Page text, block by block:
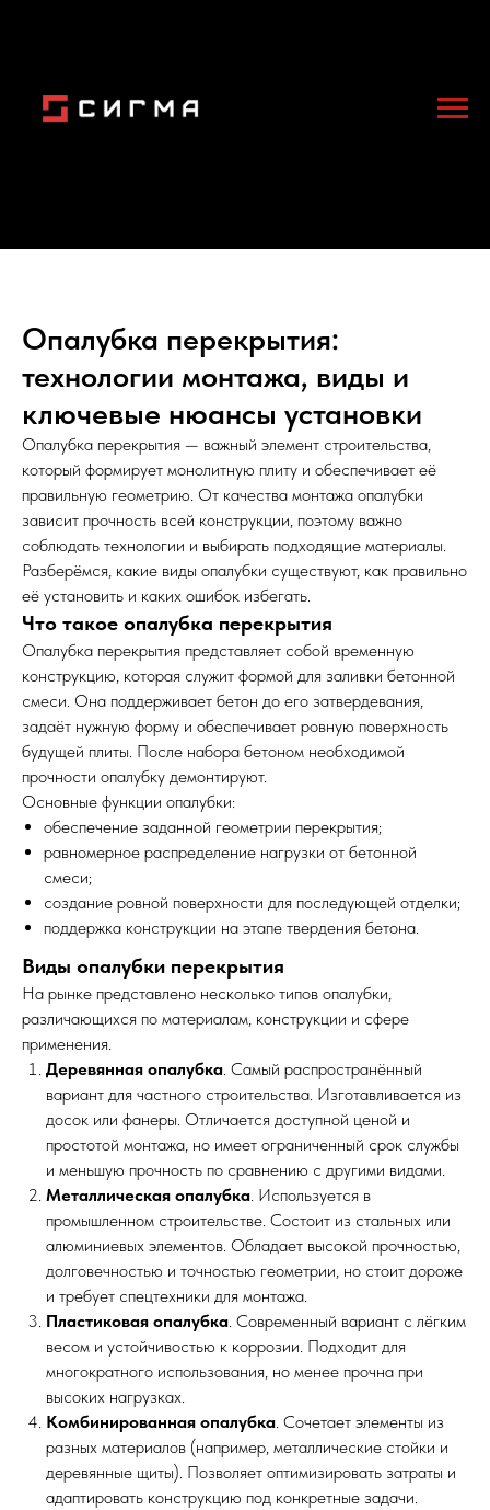
Опалубка перекрытия:
технологии монтажа, виды и
ключевые нюансы установки
Опалубка перекрытия — важный элемент строительства,
который формирует монолитную плиту и обеспечивает её
правильную геометрию. От качества монтажа опалубки
зависит прочность всей конструкции, поэтому важно
соблюдать технологии и выбирать подходящие материалы.
Разберёмся, какие виды опалубки существуют, как правильно
её установить и каких ошибок избегать.
Что такое опалубка перекрытия
Опалубка перекрытия представляет собой временную
конструкцию, которая служит формой для заливки бетонной
смеси. Она поддерживает бетон до его затвердевания,
задаёт нужную форму и обеспечивает ровную поверхность
будущей плиты. После набора бетоном необходимой
прочности опалубку демонтируют.
Основные функции опалубки:
обеспечение заданной геометрии перекрытия;
равномерное распределение нагрузки от бетонной
смеси;
создание ровной поверхности для последующей отделки;
поддержка конструкции на этапе твердения бетона.
Виды опалубки перекрытия
На рынке представлено несколько типов опалубки,
различающихся по материалам, конструкции и сфере
применения.
Деревянная опалубка. Самый распространённый
вариант для частного строительства. Изготавливается из
досок или фанеры. Отличается доступной ценой и
простотой монтажа, но имеет ограниченный срок службы
и меньшую прочность по сравнению с другими видами.
Металлическая опалубка. Используется в
промышленном строительстве. Состоит из стальных или
алюминиевых элементов. Обладает высокой прочностью,
долговечностью и точностью геометрии, но стоит дороже
и требует спецтехники для монтажа.
Пластиковая опалубка. Современный вариант с лёгким
весом и устойчивостью к коррозии. Подходит для
многократного использования, но менее прочна при
высоких нагрузках.
Комбинированная опалубка. Сочетает элементы из
разных материалов (например, металлические стойки и
деревянные щиты). Позволяет оптимизировать затраты и
адаптировать конструкцию под конкретные задачи.